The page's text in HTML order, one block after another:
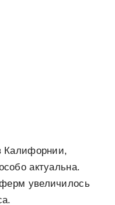
Калифорнии,
актуальна.
увеличилось